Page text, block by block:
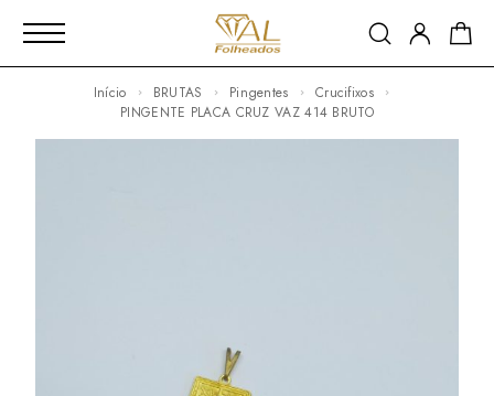
Início BRUTAS Pingentes
Crucifixos
PINGENTE PLACA CRUZ VAZ 414 BRUTO